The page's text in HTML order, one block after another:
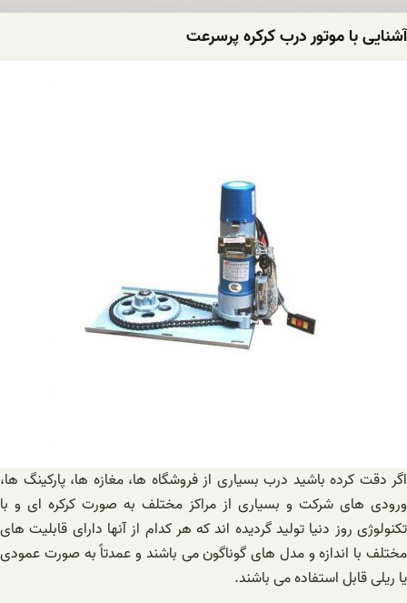
آشنایی با موتور درب کرکره پرسرعت
اگر دقت کرده باشید درب بسیاری از فروشگاه ها، مغازه ها، پارکینگ‌ ها،
ورودی‌ های شرکت و بسیاری از مراکز مختلف به صورت کرکره ای و با
تکنولوژی روز دنیا تولید گردیده اند که هر کدام از آنها دارای قابلیت‌ های
مختلف با اندازه و مدل های گوناگون می باشند و عمدتاً به صورت عمودی
یا ریلی قابل استفاده می باشند.